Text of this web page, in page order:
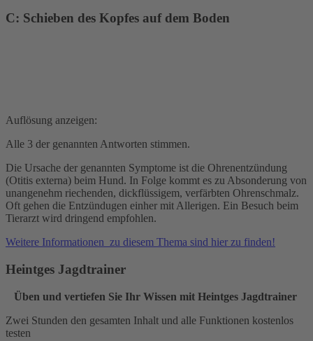
C: Schieben des Kopfes auf dem Boden
Auflösung anzeigen:
Alle 3 der genannten Antworten stimmen.
Die Ursache der genannten Symptome ist die Ohrenentzündung
(Otitis externa) beim Hund. In Folge kommt es zu Absonderung von
unangenehm riechenden, dickflüssigem, verfärbten Ohrenschmalz.
Oft gehen die Entzündugen einher mit Allerigen. Ein Besuch beim
Tierarzt wird dringend empfohlen.
Weitere Informationen zu diesem Thema sind hier zu finden!
Heintges Jagdtrainer
Üben und vertiefen Sie Ihr Wissen mit Heintges Jagdtrainer
Zwei Stunden den gesamten Inhalt und alle Funktionen kostenlos
testen